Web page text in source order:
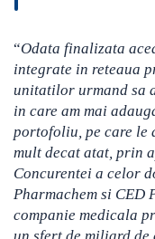
“Odata finalizata
integrate in reteaua
unitatilor urmand sa
in care am mai
portofoliu, pe care le
mult decat atat, prin
Concurentei a celor
Pharmachem si CED
companie medicala